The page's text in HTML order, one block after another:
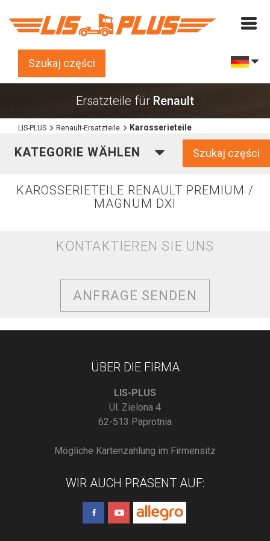
Szukaj części
Ersatzteile für Renault
LIS-PLUS Renault-Ersatzteile Karosserieteile
KATEGORIE WÄHLEN Szukaj części
KAROSSERIETEILE RENAULT PREMIUM /
MAGNUM DXI
KONTAKTIEREN SIE UNS
ANFRAGE SENDEN
ÜBER DIE FIRMA
LIS-PLUS
Ul. Zielona 4
62-513 Paprotnia
Mögliche Kartenzahlung im Firmensitz
WIR AUCH PRÄSENT AUF: